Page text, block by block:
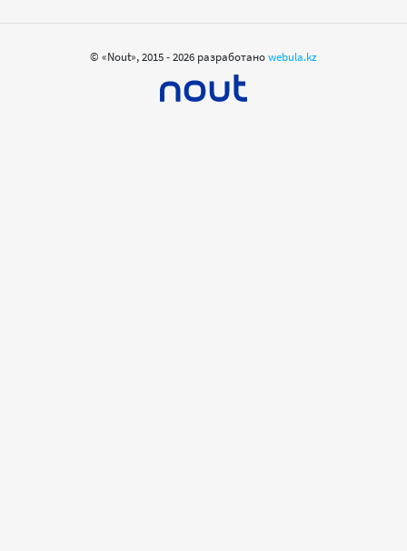
© «Nout», 2015 - 2026 разработаноwebula.kz